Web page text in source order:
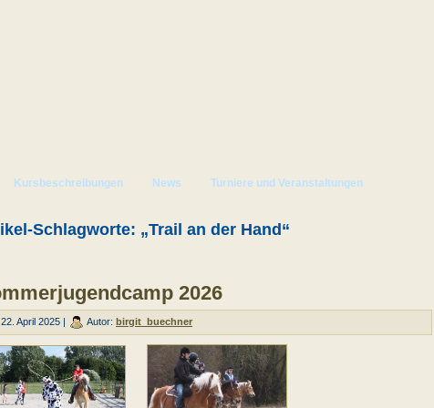
Kursbeschreibungen News
Turniere und Veranstaltungen
Schlagworte: „Trail an der Hand“
2026
22. April 2025 | Autor: birgit_buechner